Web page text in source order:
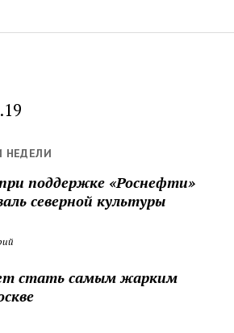
НЕДЕЛИ
поддержке «Роснефти»
северной культуры
стать самым жарким